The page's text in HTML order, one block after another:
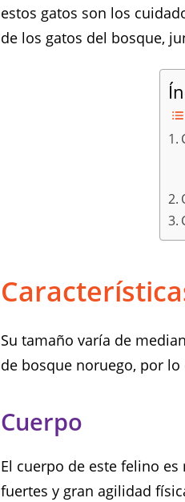
estos gatos son los
de los gatos del bosque,
Su tamaño varía de
de bosque noruego, por
Cuerpo
El cuerpo de este felino
fuertes y gran agilidad